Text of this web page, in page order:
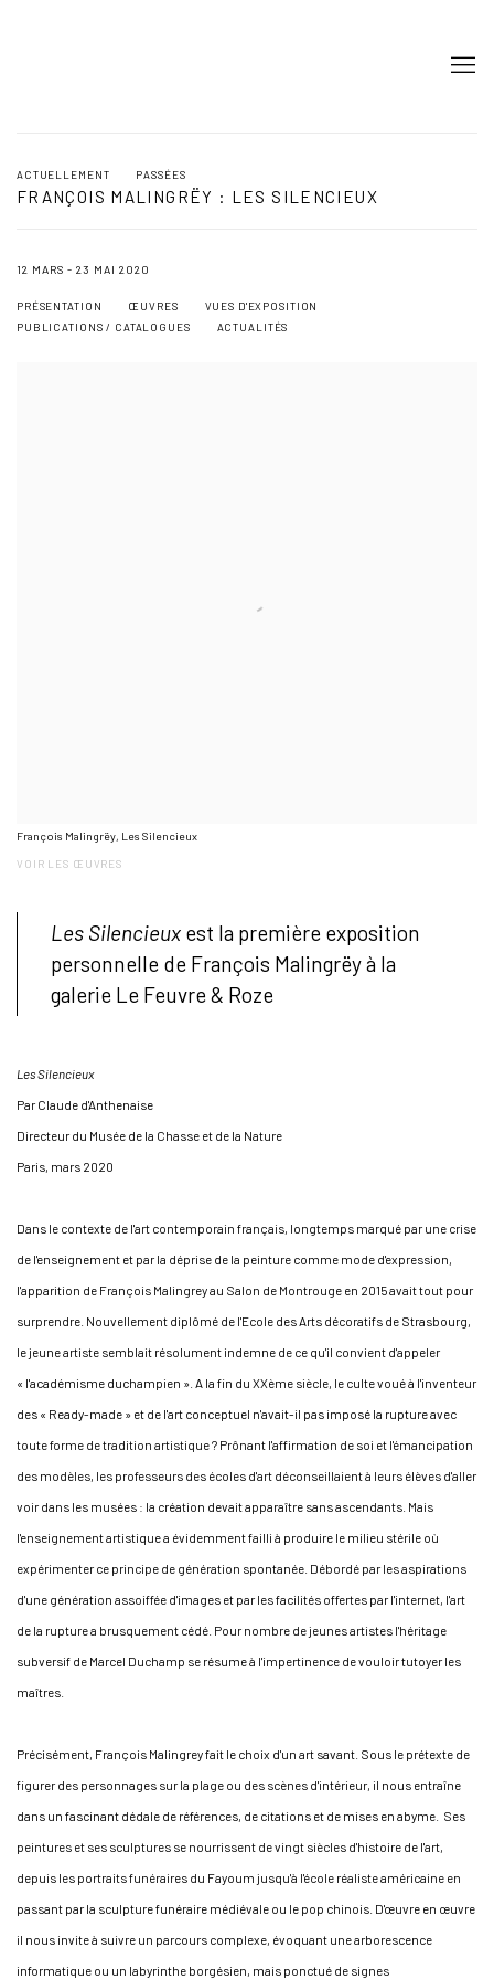
ACTUELLEMENT PASSÉES
FRANÇOIS MALINGRËY : LES SILENCIEUX
12 MARS - 23 MAI 2020
PRÉSENTATION ŒUVRES
VUES D'EXPOSITION
PUBLICATIONS / CATALOGUES
ACTUALITÉS
François Malingrëy, Les Silencieux
VOIR LES ŒUVRES
Les Silencieux est la première exposition
personnelle de François Malingrëy à la
galerie Le Feuvre & Roze
Les Silencieux
Par Claude d'Anthenaise
Directeur du Musée de la Chasse et de la Nature
Paris, mars 2020
Dans le contexte de l'art contemporain français, longtemps marqué par une crise
de l'enseignement et par la déprise de la peinture comme mode d'expression,
l'apparition de François Malingrey au Salon de Montrouge en 2015 avait tout pour
surprendre. Nouvellement diplômé de l'Ecole des Arts décoratifs de Strasbourg,
le jeune artiste semblait résolument indemne de ce qu'il convient d'appeler
« l'académisme duchampien ». A la fin du XXème siècle, le culte voué à l'inventeur
des « Ready-made » et de l'art conceptuel n'avait-il pas imposé la rupture avec
toute forme de tradition artistique ? Prônant l'affirmation de soi et l'émancipation
des modèles, les professeurs des écoles d'art déconseillaient à leurs élèves d'aller
voir dans les musées : la création devait apparaître sans ascendants. Mais
l'enseignement artistique a évidemment failli à produire le milieu stérile où
expérimenter ce principe de génération spontanée. Débordé par les aspirations
d'une génération assoiffée d'images et par les facilités offertes par l'internet, l'art
de la rupture a brusquement cédé. Pour nombre de jeunes artistes l'héritage
subversif de Marcel Duchamp se résume à l'impertinence de vouloir tutoyer les
maîtres.
Précisément, François Malingrey fait le choix d'un art savant. Sous le prétexte de
figurer des personnages sur la plage ou des scènes d'intérieur, il nous entraîne
dans un fascinant dédale de références, de citations et de mises en abyme. Ses
peintures et ses sculptures se nourrissent de vingt siècles d'histoire de l'art,
depuis les portraits funéraires du Fayoum jusqu'à l'école réaliste américaine en
passant par la sculpture funéraire médiévale ou le pop chinois. D'œuvre en œuvre
il nous invite à suivre un parcours complexe, évoquant une arborescence
informatique ou un labyrinthe borgésien, mais ponctué de signes